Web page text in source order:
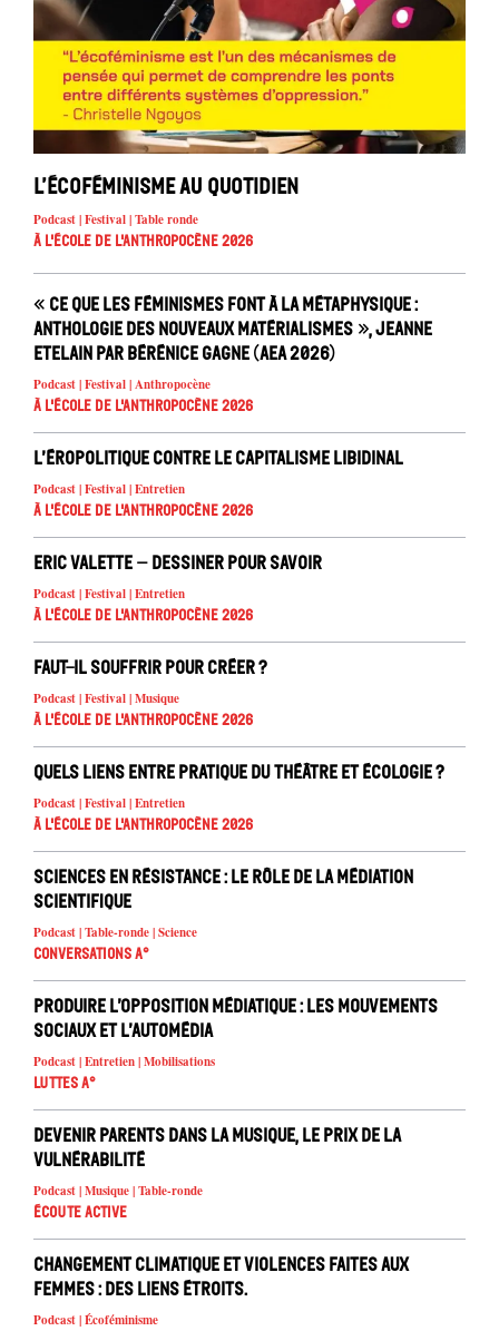
L’écoféminisme au quotidien
Podcast | Festival | Table ronde
À l'école de l'Anthropocène 2026
« Ce que les féminismes font à la métaphysique :
anthologie des nouveaux matérialismes », Jeanne
Etelain par Bérénice Gagne (AEA 2026)
Podcast | Festival | Anthropocène
À l'école de l'Anthropocène 2026
L’éropolitique contre le capitalisme libidinal
Podcast | Festival | Entretien
À l'école de l'Anthropocène 2026
Eric Valette – Dessiner pour savoir
Podcast | Festival | Entretien
À l'école de l'Anthropocène 2026
Faut-il souffrir pour créer ?
Podcast | Festival | Musique
À l'école de l'Anthropocène 2026
Quels liens entre pratique du théâtre et écologie ?
Podcast | Festival | Entretien
À l'école de l'Anthropocène 2026
Sciences en résistance : le rôle de la médiation
scientifique
Podcast | Table-ronde | Science
Conversations A°
Produire l’opposition médiatique : les mouvements
sociaux et l’automédia
Podcast | Entretien | Mobilisations
Luttes A°
Devenir parents dans la musique, le prix de la
vulnérabilité
Podcast | Musique | Table-ronde
Écoute active
Changement climatique et violences faites aux
femmes : des liens étroits.
Podcast | Écoféminisme